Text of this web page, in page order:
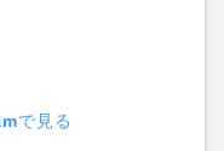
で見る